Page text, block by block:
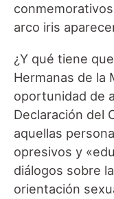
arco iris
¿Y qué tiene
Hermanas de la
oportunidad de
Declaración del
aquellas
opresivos y
diálogos sobre
orientación